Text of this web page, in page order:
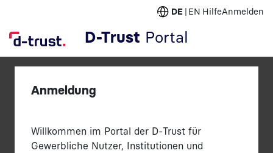
DE EN HilfeAnmelden
D-Trust Portal
Anmeldung
Willkommen im Portal der D-Trust für
Gewerbliche Nutzer, Institutionen und